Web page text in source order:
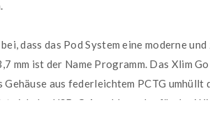
dass das Pod System eine moderne
mm ist der Name Programm. Das Xlim
aus federleichtem PCTG
sich der USB-C-Anschluss, der für das